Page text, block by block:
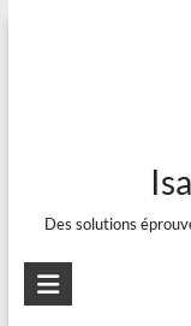
Des solutions
Michelle